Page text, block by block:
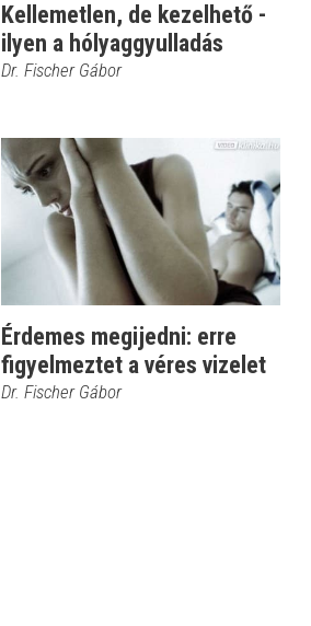
Kellemetlen, de kezelhető -
ilyen a hólyaggyulladás
Dr. Fischer Gábor
Érdemes megijedni: erre
figyelmeztet a véres vizelet
Dr. Fischer Gábor